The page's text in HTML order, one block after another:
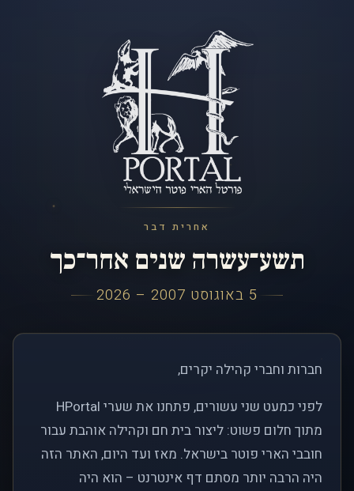
אחרית דבר
תשע־עשרה שנים אחר־כך
5 באוגוסט 2007 – 2026
חברות וחברי קהילה יקרים,
לפני כמעט שני עשורים, פתחנו את שערי HPortal
מתוך חלום פשוט: ליצור בית חם וקהילה אוהבת עבור
חובבי הארי פוטר בישראל. מאז ועד היום, האתר הזה
היה הרבה יותר מסתם דף אינטרנט – הוא היה